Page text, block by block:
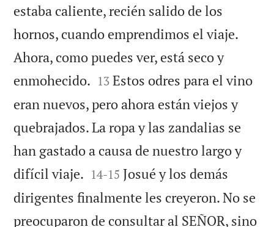
estaba caliente, recién salido de los
hornos, cuando emprendimos el viaje.
Ahora, como puedes ver, está seco y
enmohecido. 

13 Estos odres para el vino
eran nuevos, pero ahora están viejos y
quebrajados. La ropa y las zandalias se
han gastado a causa de nuestro largo y
difícil viaje. 

14-15 Josué y los demás
dirigentes finalmente les creyeron. No se
preocuparon de consultar al SEÑOR, sino